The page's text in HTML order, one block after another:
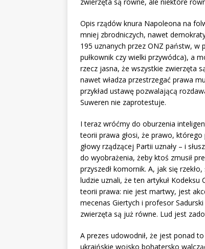
Opis rządów knura Napoleona na
mniej zbrodniczych, nawet
195 uznanych przez ONZ państw, w
pułkownik czy wielki przywódca), a
rzecz jasna, że wszystkie zwierzęta
nawet władza przestrzegać prawa
przykład ustawę pozwalającą
Suweren nie zaprotestuje.
I teraz wróćmy do oburzenia
teorii prawa głosi, że prawo,
głowy rządzącej Partii uznały – i
do wyobrażenia, żeby ktoś zmusił
przyszedł komornik. A, jak się
ludzie uznali, że ten artykuł
teorii prawa: nie jest martwy, jest
mecenas Giertych i profesor
zwierzęta są już równe. Lud jest
A prezes udowodnił, że jest ponad
ukraińskie wojsko bohatersko